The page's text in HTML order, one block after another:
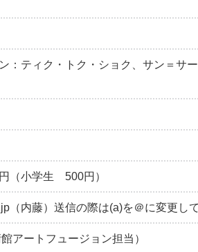
：ティク・トク・ショク、サン＝サ
小学生 500円）
（内藤）送信の際は(a)を＠に変更し
アートフュージョン担当）